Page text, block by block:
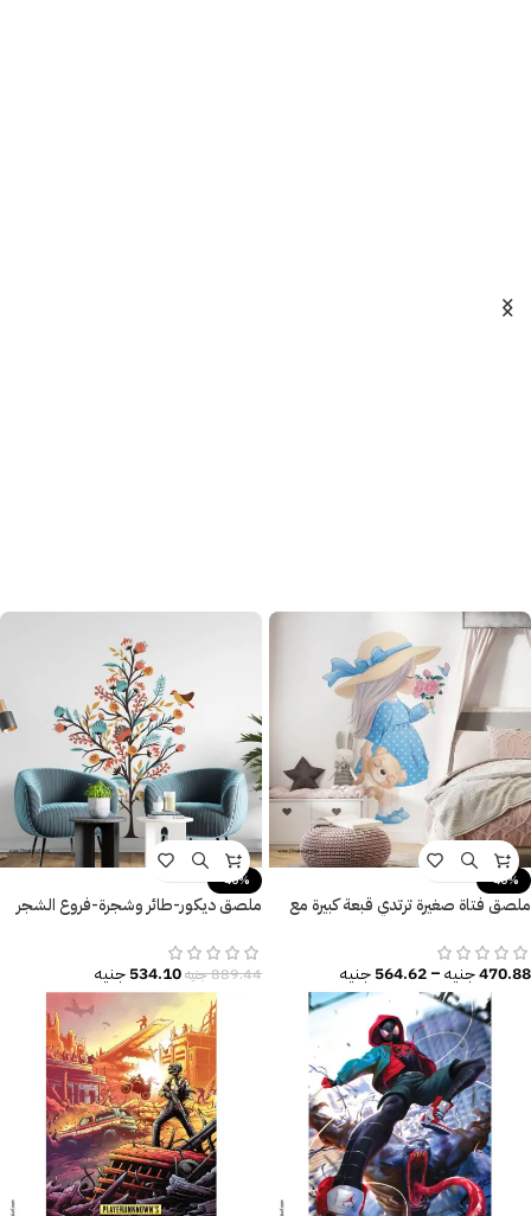
-40%
ملصق فتاة صغيرة ترتدي قبعة كبيرة مع
470.88جنيه–
564.62جنيه
-40%
ملصق ديكور-طائر وشجرة-فروع الشجر
889.44جنيه534.10جنيه